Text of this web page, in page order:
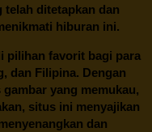
telah ditetapkan dan
hiburan ini.
pilihan favorit bagi para
dan Filipina. Dengan
yang memukau,
situs ini menyajikan
dan